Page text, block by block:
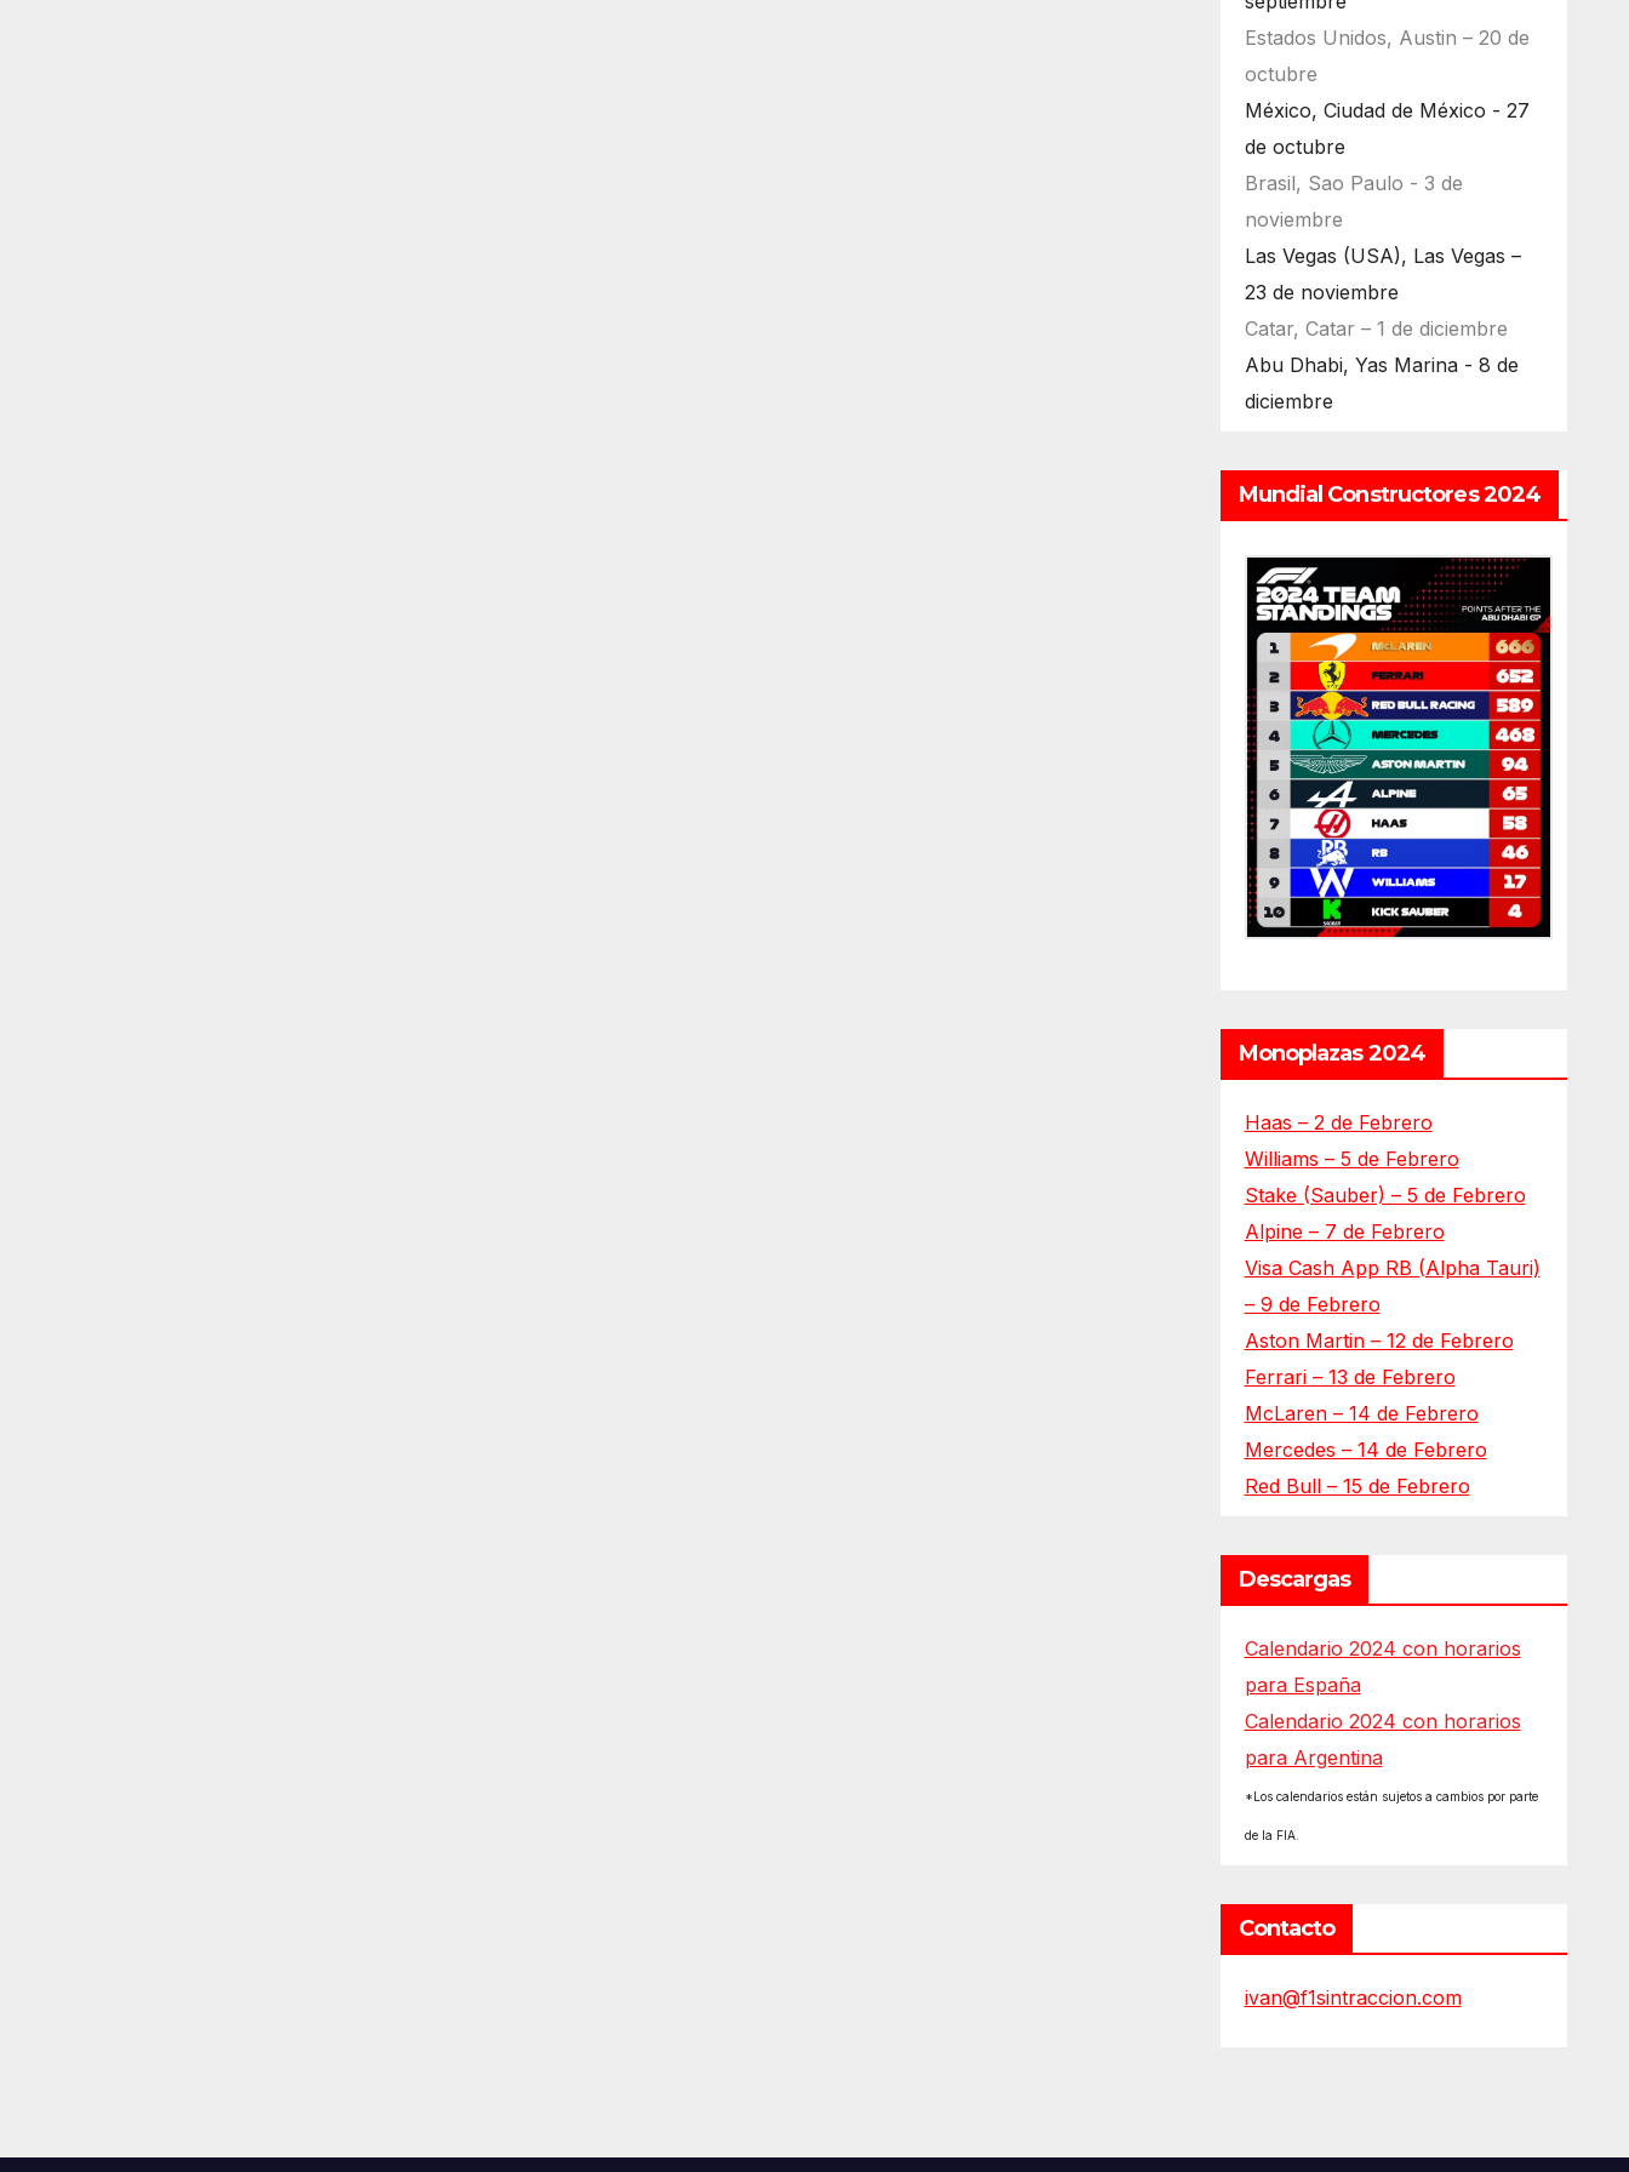
Estados Unidos, Austin – 20 de
octubre
México, Ciudad de México - 27
de octubre
Brasil, Sao Paulo - 3 de
noviembre
Las Vegas (USA), Las Vegas –
23 de noviembre
Catar, Catar – 1 de diciembre
Abu Dhabi, Yas Marina - 8 de
diciembre
Mundial Constructores 2024
Monoplazas 2024
Haas – 2 de Febrero
Williams – 5 de Febrero
Stake (Sauber) – 5 de Febrero
Alpine – 7 de Febrero
Visa Cash App RB (Alpha Tauri)
– 9 de Febrero
Aston Martin – 12 de Febrero
Ferrari – 13 de Febrero
McLaren – 14 de Febrero
Mercedes – 14 de Febrero
Red Bull – 15 de Febrero
Descargas
Calendario 2024 con horarios
para España
Calendario 2024 con horarios
para Argentina
*Los calendarios están sujetos a cambios por parte
de la FIA.
Contacto
ivan@f1sintraccion.com